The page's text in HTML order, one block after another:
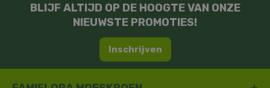
BLIJF ALTIJD OP DE HOOGTE VAN ONZE
NIEUWSTE PROMOTIES!
Inschrijven